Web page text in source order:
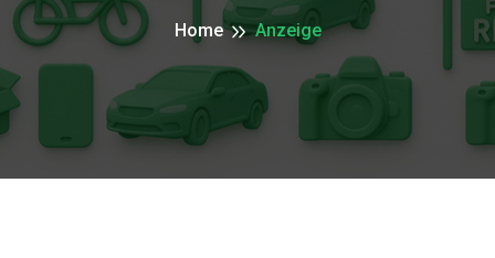
Home Anzeige